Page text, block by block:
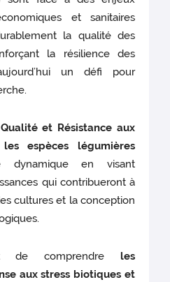
et sanitaires
la qualité des
la résilience des
un défi pour
et Résistance aux
espèces légumières
dynamique en visant
qui contribueront à
cultures et la conception
de comprendre les
aux stress biotiques et